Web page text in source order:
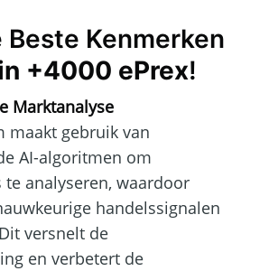
Beste Kenmerken
+4000 ePrex!
Marktanalyse
maakt gebruik van
AI-algoritmen om
analyseren, waardoor
handelssignalen
versnelt de
en verbetert de